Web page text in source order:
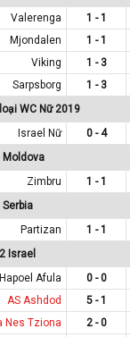
Valerenga 1 - 1
Mjondalen 1 - 1
Viking 1 - 3
Sarpsborg 1 - 3
WC Nữ 2019
Israel Nữ 0 - 4
Moldova
Zimbru 1 - 1
Serbia
Partizan 1 - 1
Israel
Hapoel Afula 0 - 0
AS Ashdod 5 - 1
Nes Tziona 2 - 0